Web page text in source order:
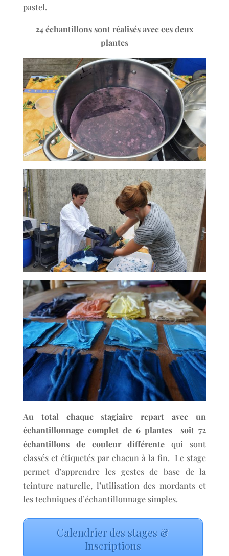
pastel.
24 échantillons sont réalisés avec ces deux
plantes
Au total chaque stagiaire repart avec un
échantillonnage complet de 6 plantes soit 72
échantillons de couleur différente qui sont
classés et étiquetés par chacun à la fin. Le stage
permet d’apprendre les gestes de base de la
teinture naturelle, l’utilisation des mordants et
les techniques d’échantillonnage simples.
Calendrier des stages &
Inscriptions